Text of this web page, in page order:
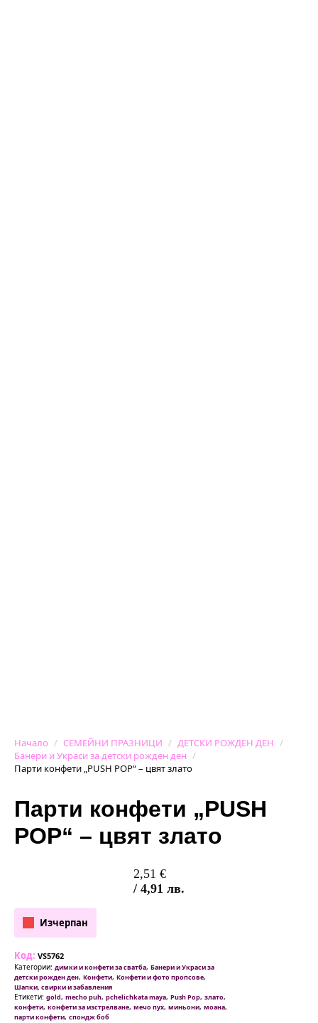
Начало СЕМЕЙНИ ПРАЗНИЦИ
ДЕТСКИ РОЖДЕН ДЕН
Банери и Украси за детски рожден ден
Парти конфети „PUSH POP“ – цвят злато
Парти конфети „PUSH
POP“ – цвят злато
2,51 €
/ 4,91 лв.
Изчерпан
Код: VS5762
Категории: димки и конфети за сватба, Банери и Украси за
детски рожден ден, Конфети, Конфети и фото пропсове,
Шапки, свирки и забавления
Етикети: gold, mecho puh, pchelichkata maya, Push Pop, злато,
конфети, конфети за изстрелване, мечо пух, миньони, моана,
парти конфети, спондж боб